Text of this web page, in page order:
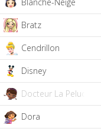
Bratz
Cendrillon
Disney
Docteur La Peluche
Dora